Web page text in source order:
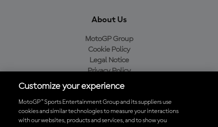
About Us
MotoGP Group
Cookie Policy
Legal Notice
Privacy Policy
Purchase Policy
Baixe o aplicativo oficial da MotoGP™
Customize your experience
MotoGP™ Sports Entertainment Group and its suppliers use
cookies and similar technologies to measure your interactions
with our websites, products and services, and to show you